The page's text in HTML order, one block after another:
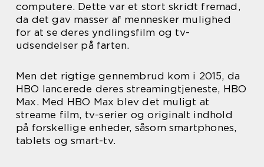
computere. Dette var et stort skridt fremad,
da det gav masser af mennesker mulighed
for at se deres yndlingsfilm og tv-
udsendelser på farten.
Men det rigtige gennembrud kom i 2015, da
HBO lancerede deres streamingtjeneste, HBO
Max. Med HBO Max blev det muligt at
streame film, tv-serier og originalt indhold
på forskellige enheder, såsom smartphones,
tablets og smart-tv.